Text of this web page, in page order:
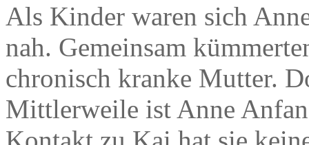
Als Kinder waren sich
nah. Gemeinsam
chronisch kranke Mutter.
Mittlerweile ist Anne